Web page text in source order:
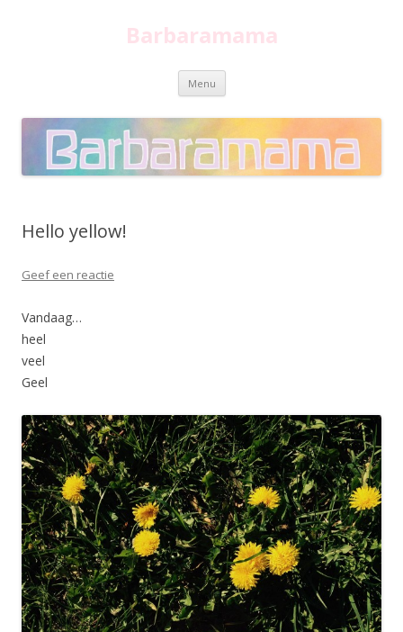
Barbaramama
Menu Spring
inhoud
Hello yellow!
Geef een reactie
Vandaag…
heel
veel
Geel